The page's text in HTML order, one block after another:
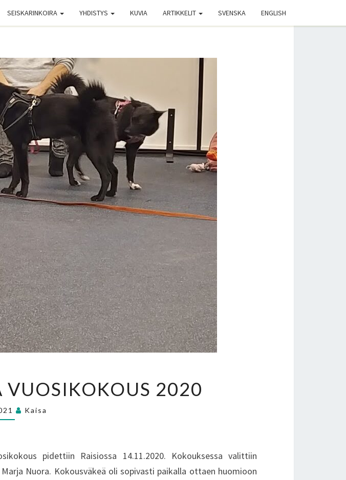
SEISKARINKOIRA YHDISTYS KUVIA ARTIKKELIT SVENSKA ENGLISH
JA
2020
VUOSIKOKOUS 2020
Kaisa
pidettiin Raisiossa 14.11.2020. Kokouksessa valittiin
Nuora. Kokousväkeä oli sopivasti paikalla ottaen huomioon